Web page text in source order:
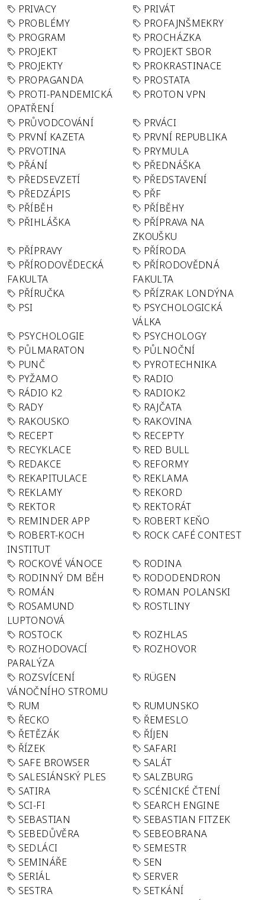
PRIVACY
PRIVÁT
PROBLÉMY
PROFAJNŠMEKRY
PROGRAM
PROCHÁZKA
PROJEKT
PROJEKT SBOR
PROJEKTY
PROKRASTINACE
PROPAGANDA
PROSTATA
PROTI-PANDEMICKÁ
OPATŘENÍ
PROTON VPN
PRŮVODCOVÁNÍ
PRVÁCI
PRVNÍ KAZETA
PRVNÍ REPUBLIKA
PRVOTINA
PRYMULA
PŘÁNÍ
PŘEDNÁŠKA
PŘEDSEVZETÍ
PŘEDSTAVENÍ
PŘEDZÁPIS
PŘF
PŘÍBĚH
PŘÍBĚHY
PŘIHLÁŠKA
PŘÍPRAVA NA
ZKOUŠKU
PŘÍPRAVY
PŘÍRODA
PŘÍRODOVĚDECKÁ
FAKULTA
PŘÍRODOVĚDNÁ
FAKULTA
PŘÍRUČKA
PŘÍZRAK LONDÝNA
PSI
PSYCHOLOGICKÁ
VÁLKA
PSYCHOLOGIE
PSYCHOLOGY
PŮLMARATON
PŮLNOČNÍ
PUNČ
PYROTECHNIKA
PYŽAMO
RADIO
RÁDIO K2
RADIOK2
RADY
RAJČATA
RAKOUSKO
RAKOVINA
RECEPT
RECEPTY
RECYKLACE
RED BULL
REDAKCE
REFORMY
REKAPITULACE
REKLAMA
REKLAMY
REKORD
REKTOR
REKTORÁT
REMINDER APP
ROBERT KEŇO
ROBERT-KOCH
INSTITUT
ROCK CAFÉ CONTEST
ROCKOVÉ VÁNOCE
RODINA
RODINNÝ DM BĚH
RODODENDRON
ROMÁN
ROMAN POLANSKI
ROSAMUND
LUPTONOVÁ
ROSTLINY
ROSTOCK
ROZHLAS
ROZHODOVACÍ
PARALÝZA
ROZHOVOR
ROZSVÍCENÍ
VÁNOČNÍHO STROMU
RÜGEN
RUM
RUMUNSKO
ŘECKO
ŘEMESLO
ŘETĚZÁK
ŘÍJEN
ŘÍZEK
SAFARI
SAFE BROWSER
SALÁT
SALESIÁNSKÝ PLES
SALZBURG
SATIRA
SCÉNICKÉ ČTENÍ
SCI-FI
SEARCH ENGINE
SEBASTIAN
SEBASTIAN FITZEK
SEBEDŮVĚRA
SEBEOBRANA
SEDLÁCI
SEMESTR
SEMINÁŘE
SEN
SERIÁL
SERVER
SESTRA
SETKÁNÍ